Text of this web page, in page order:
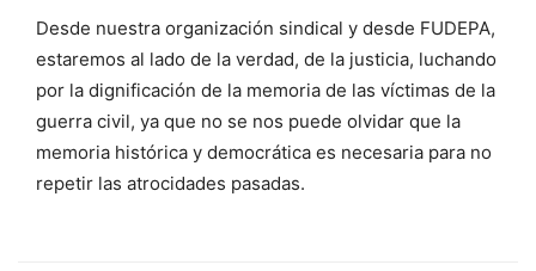
Desde nuestra organización sindical y desde FUDEPA,
estaremos al lado de la verdad, de la justicia, luchando
por la dignificación de la memoria de las víctimas de la
guerra civil, ya que no se nos puede olvidar que la
memoria histórica y democrática es necesaria para no
repetir las atrocidades pasadas.